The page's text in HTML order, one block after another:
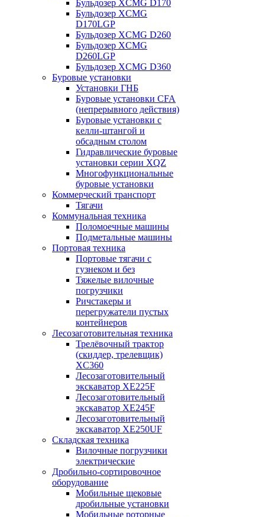
Бульдозер XCMG D170
Бульдозер XCMG
D170LGP
Бульдозер XCMG D260
Бульдозер XCMG
D260LGP
Бульдозер XCMG D360
Буровые установки
Установки ГНБ
Буровые установки CFA
(непрерывного действия)
Буровые установки с
келли-штангой и
обсадным столом
Гидравлические буровые
установки серии XQZ
Многофункциональные
буровые установки
Коммерческий транспорт
Тягачи
Коммунальная техника
Поломоечные машины
Подметальные машины
Портовая техника
Портовые тягачи с
гузнеком и без
Тяжелые вилочные
погрузчики
Ричстакеры и
перегружатели пустых
контейнеров
Лесозаготовительная техника
Трелёвочный трактор
(скиддер, трелевщик)
XC360
Лесозаготовительный
экскаватор XE225F
Лесозаготовительный
экскаватор XE245F
Лесозаготовительный
экскаватор XE250UF
Складская техника
Вилочные погрузчики
электрические
Дробильно-сортировочное
оборудование
Мобильные щековые
дробильные установки
Мобильные роторные